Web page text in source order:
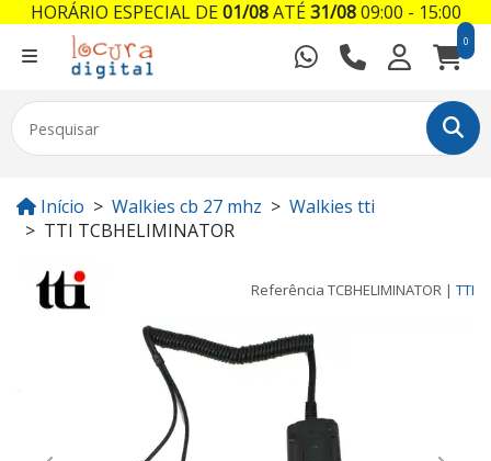
0
Início Walkies cb 27 mhz
Walkies tti
TTI TCBHELIMINATOR
Referência TCBHELIMINATOR | TTI
HORÁRIO ESPECIAL DE01/08ATÉ31/0809:00 - 15:00